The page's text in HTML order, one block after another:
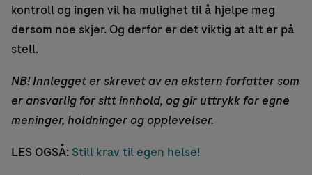
kontroll og ingen vil ha mulighet til å hjelpe meg
dersom noe skjer. Og derfor er det viktig at alt er på
stell.
NB! Innlegget er skrevet av en ekstern forfatter som
er ansvarlig for sitt innhold, og gir uttrykk for egne
meninger, holdninger og opplevelser.
LES OGSÅ: Still krav til egen helse!